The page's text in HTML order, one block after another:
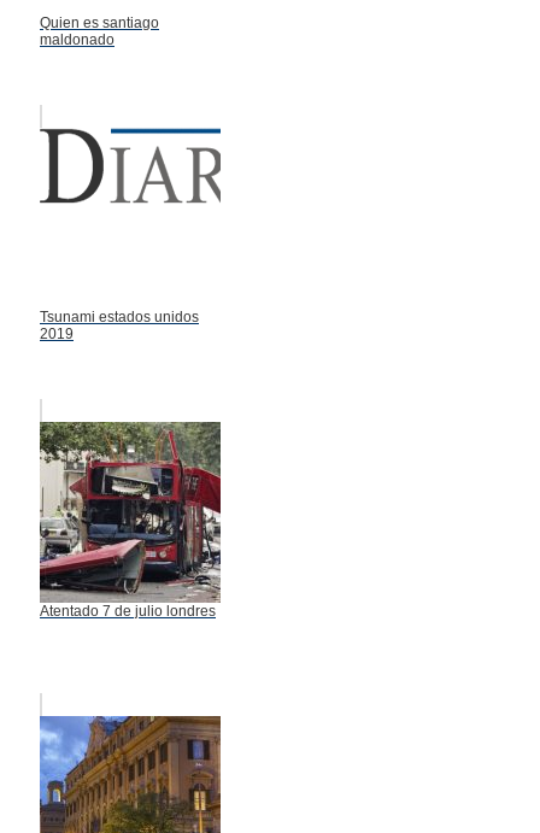
Quien es santiago
maldonado
Tsunami estados unidos
2019
Atentado 7 de julio londres